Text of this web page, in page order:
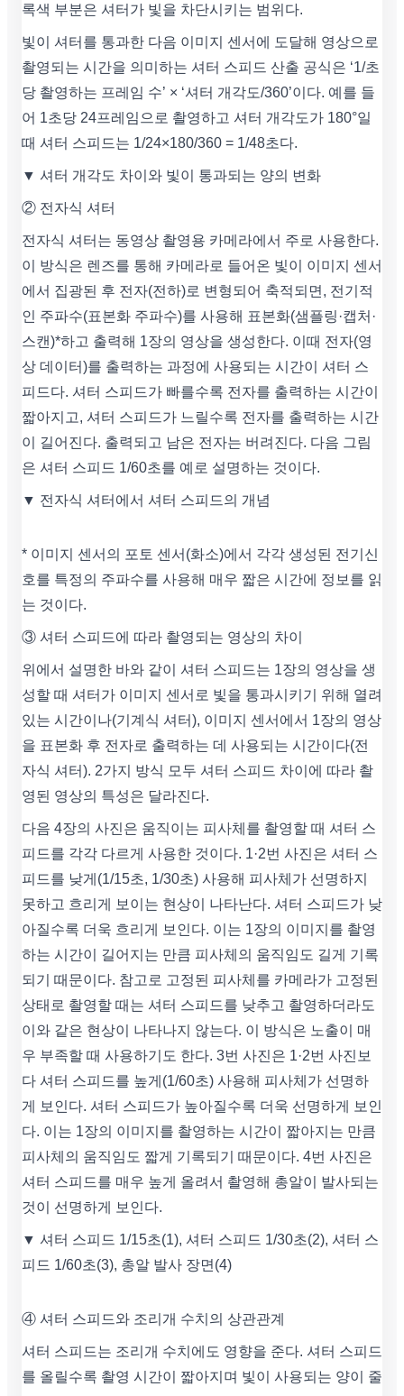
록색 부분은 셔터가 빛을 차단시키는 범위다.
빛이 셔터를 통과한 다음 이미지 센서에 도달해 영상으로
촬영되는 시간을 의미하는 셔터 스피드 산출 공식은 ‘1/초
당 촬영하는 프레임 수’ × ‘셔터 개각도/360’이다. 예를 들
어 1초당 24프레임으로 촬영하고 셔터 개각도가 180°일
때 셔터 스피드는 1/24×180/360 = 1/48초다.
▼ 셔터 개각도 차이와 빛이 통과되는 양의 변화
② 전자식 셔터
전자식 셔터는 동영상 촬영용 카메라에서 주로 사용한다.
이 방식은 렌즈를 통해 카메라로 들어온 빛이 이미지 센서
에서 집광된 후 전자(전하)로 변형되어 축적되면, 전기적
인 주파수(표본화 주파수)를 사용해 표본화(샘플링·캡처·
스캔)*하고 출력해 1장의 영상을 생성한다. 이때 전자(영
상 데이터)를 출력하는 과정에 사용되는 시간이 셔터 스
피드다. 셔터 스피드가 빠를수록 전자를 출력하는 시간이
짧아지고, 셔터 스피드가 느릴수록 전자를 출력하는 시간
이 길어진다. 출력되고 남은 전자는 버려진다. 다음 그림
은 셔터 스피드 1/60초를 예로 설명하는 것이다.
▼ 전자식 셔터에서 셔터 스피드의 개념
* 이미지 센서의 포토 센서(화소)에서 각각 생성된 전기신
호를 특정의 주파수를 사용해 매우 짧은 시간에 정보를 읽
는 것이다.
③ 셔터 스피드에 따라 촬영되는 영상의 차이
위에서 설명한 바와 같이 셔터 스피드는 1장의 영상을 생
성할 때 셔터가 이미지 센서로 빛을 통과시키기 위해 열려
있는 시간이나(기계식 셔터), 이미지 센서에서 1장의 영상
을 표본화 후 전자로 출력하는 데 사용되는 시간이다(전
자식 셔터). 2가지 방식 모두 셔터 스피드 차이에 따라 촬
영된 영상의 특성은 달라진다.
다음 4장의 사진은 움직이는 피사체를 촬영할 때 셔터 스
피드를 각각 다르게 사용한 것이다. 1·2번 사진은 셔터 스
피드를 낮게(1/15초, 1/30초) 사용해 피사체가 선명하지
못하고 흐리게 보이는 현상이 나타난다. 셔터 스피드가 낮
아질수록 더욱 흐리게 보인다. 이는 1장의 이미지를 촬영
하는 시간이 길어지는 만큼 피사체의 움직임도 길게 기록
되기 때문이다. 참고로 고정된 피사체를 카메라가 고정된
상태로 촬영할 때는 셔터 스피드를 낮추고 촬영하더라도
이와 같은 현상이 나타나지 않는다. 이 방식은 노출이 매
우 부족할 때 사용하기도 한다. 3번 사진은 1·2번 사진보
다 셔터 스피드를 높게(1/60초) 사용해 피사체가 선명하
게 보인다. 셔터 스피드가 높아질수록 더욱 선명하게 보인
다. 이는 1장의 이미지를 촬영하는 시간이 짧아지는 만큼
피사체의 움직임도 짧게 기록되기 때문이다. 4번 사진은
셔터 스피드를 매우 높게 올려서 촬영해 총알이 발사되는
것이 선명하게 보인다.
▼ 셔터 스피드 1/15초(1), 셔터 스피드 1/30초(2), 셔터 스
피드 1/60초(3), 총알 발사 장면(4)
④ 셔터 스피드와 조리개 수치의 상관관계
셔터 스피드는 조리개 수치에도 영향을 준다. 셔터 스피드
를 올릴수록 촬영 시간이 짧아지며 빛이 사용되는 양이 줄